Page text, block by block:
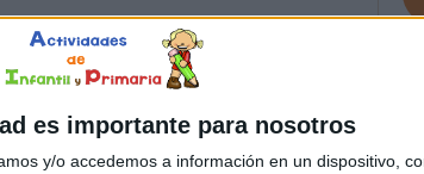
es importante para nosotros
y/o accedemos a información en un dispositivo,